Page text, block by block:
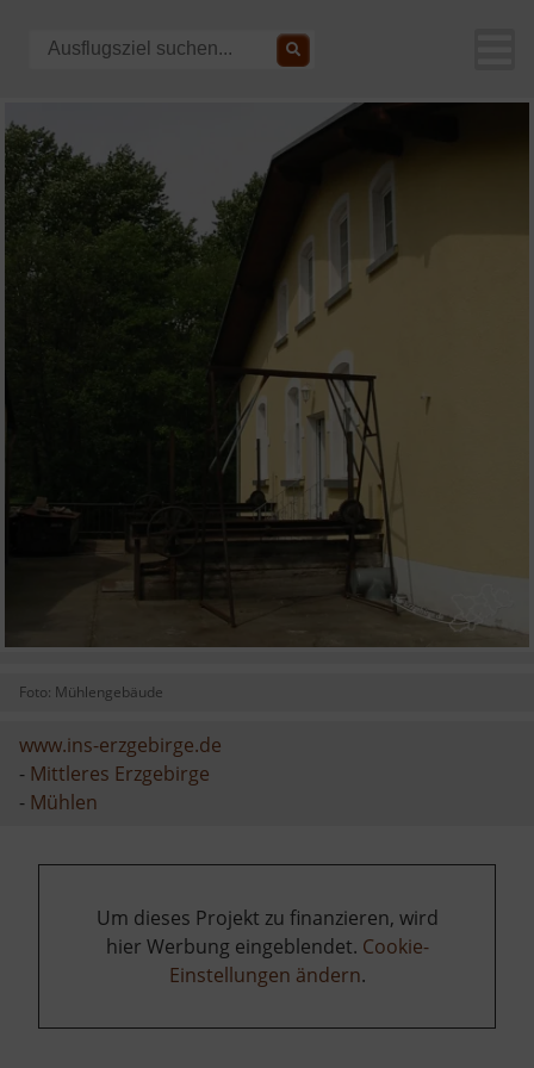
Foto: Mühlengebäude
www.ins-erzgebirge.de
- Mittleres Erzgebirge
- Mühlen
Um dieses Projekt zu finanzieren, wird
hier Werbung eingeblendet. Cookie-
Einstellungen ändern.